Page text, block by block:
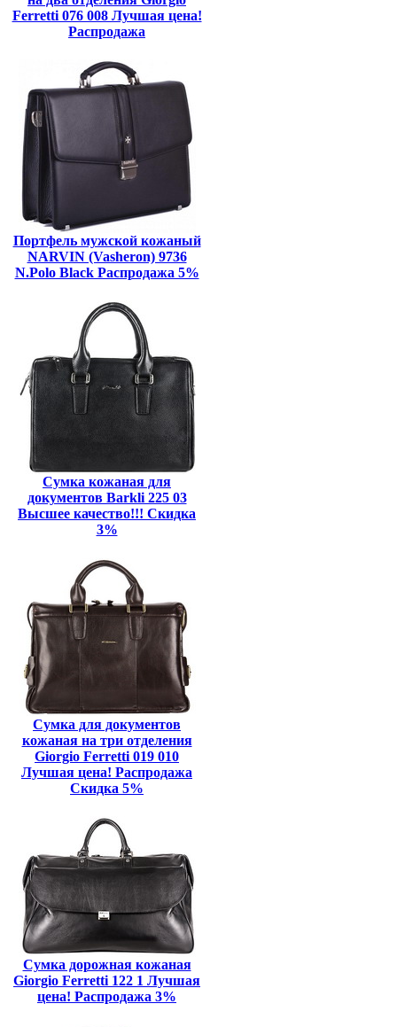
Ferretti 076 008 Лучшая цена!
Распродажа
Портфель мужской кожаный
NARVIN (Vasheron) 9736
N.Polo Black Распродажа 5%
Сумка кожаная для
документов Barkli 225 03
Высшее качество!!! Скидка
3%
Сумка для документов
кожаная на три отделения
Giorgio Ferretti 019 010
Лучшая цена! Распродажа
Скидка 5%
Сумка дорожная кожаная
Giorgio Ferretti 122 1 Лучшая
цена! Распродажа 3%